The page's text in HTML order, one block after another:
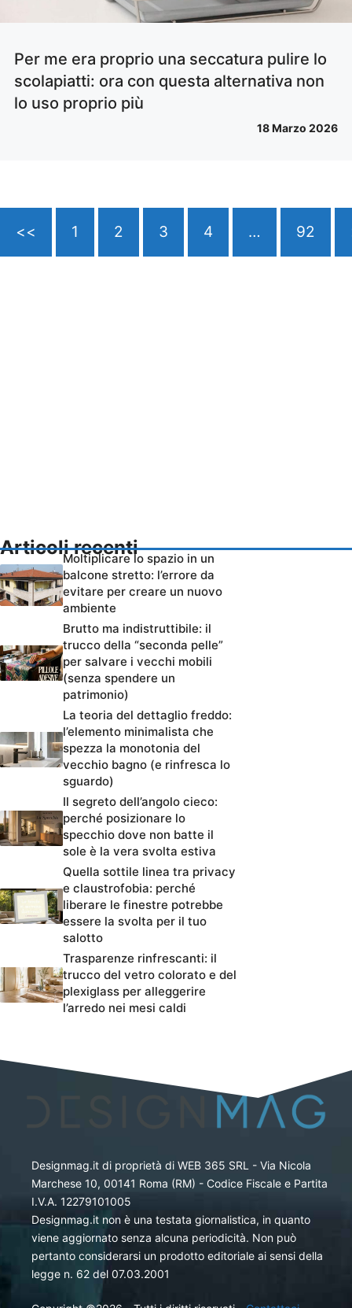
Per me era proprio una seccatura pulire lo
scolapiatti: ora con questa alternativa non
lo uso proprio più
18 Marzo 2026
<< 1 2 3 4 … 92
Articoli recenti
Moltiplicare lo spazio in un
balcone stretto: l’errore da
evitare per creare un nuovo
ambiente
Brutto ma indistruttibile: il
trucco della “seconda pelle”
per salvare i vecchi mobili
(senza spendere un
patrimonio)
La teoria del dettaglio freddo:
l’elemento minimalista che
spezza la monotonia del
vecchio bagno (e rinfresca lo
sguardo)
Il segreto dell’angolo cieco:
perché posizionare lo
specchio dove non batte il
sole è la vera svolta estiva
Quella sottile linea tra privacy
e claustrofobia: perché
liberare le finestre potrebbe
essere la svolta per il tuo
salotto
Trasparenze rinfrescanti: il
trucco del vetro colorato e del
plexiglass per alleggerire
l’arredo nei mesi caldi
Designmag.it di proprietà di WEB 365 SRL - Via Nicola
Marchese 10, 00141 Roma (RM) - Codice Fiscale e Partita
I.V.A. 12279101005
Designmag.it non è una testata giornalistica, in quanto
viene aggiornato senza alcuna periodicità. Non può
pertanto considerarsi un prodotto editoriale ai sensi della
legge n. 62 del 07.03.2001